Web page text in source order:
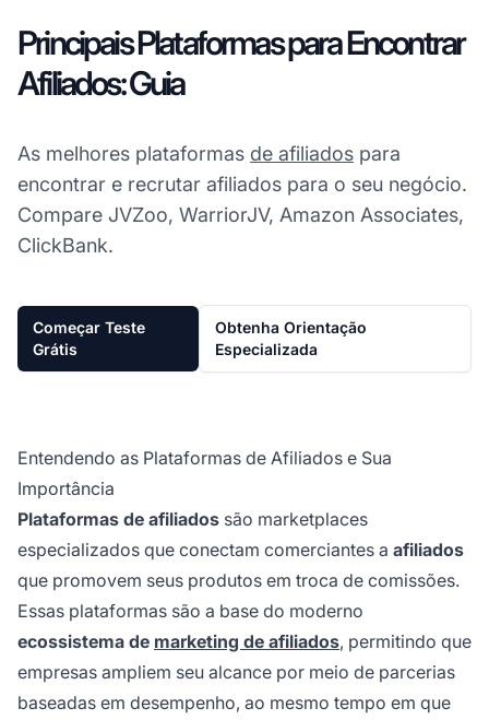
Principais Plataformas para Encontrar
Afiliados: Guia
As melhores plataformas de afiliados para
encontrar e recrutar afiliados para o seu negócio.
Compare JVZoo, WarriorJV, Amazon Associates,
ClickBank.
Começar Teste
Grátis
Obtenha Orientação
Especializada
Entendendo as Plataformas de Afiliados e Sua
Importância
Plataformas de afiliados são marketplaces
especializados que conectam comerciantes a afiliados
que promovem seus produtos em troca de comissões.
Essas plataformas são a base do moderno
ecossistema de marketing de afiliados, permitindo que
empresas ampliem seu alcance por meio de parcerias
baseadas em desempenho, ao mesmo tempo em que